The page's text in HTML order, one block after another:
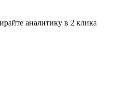
аналитику в 2 клика